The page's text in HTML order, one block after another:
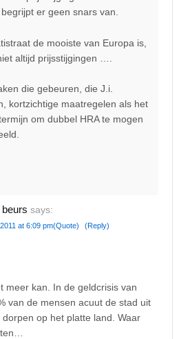
er geen snars van.
de mooiste van Europa is,
altijd prijsstijgingen ….
die gebeuren, die J.i.
kortzichtige maatregelen als het
om dubbel HRA te mogen
says:
at 6:09 pm(Quote) (Reply)
meer kan. In de geldcrisis van
van de mensen acuut de stad uit
op het platte land. Waar